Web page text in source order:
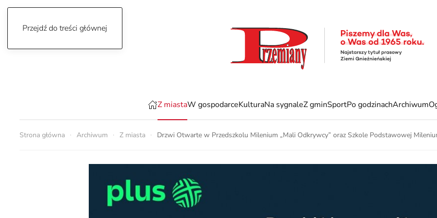
Przejdź do treści głównej
Z miastaW gospodarceKulturaNa sygnaleZ gminSportPo godzinachArchiwum
Strona główna Archiwum Z miasta Drzwi Otwarte w Przedszkolu Milenium „Mali Odkrywcy” oraz Szkole Podstawowej